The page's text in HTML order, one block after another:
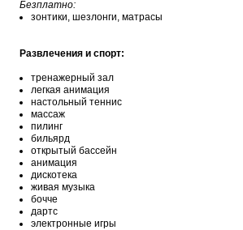
Безплатно:
зонтики, шезлонги, матрасы
Развлечения и спорт:
тренажерный зал
легкая анимация
настольный теннис
массаж
пилинг
бильярд
открытый бассейн
анимация
дискотека
живая музыка
бочче
дартс
электронные игры